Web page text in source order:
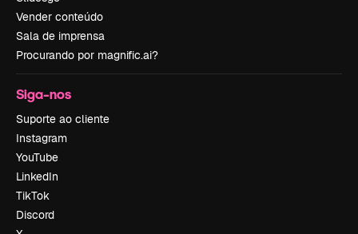
Vender conteúdo
Sala de imprensa
Procurando por magnific.ai?
Siga-nos
Suporte ao cliente
Instagram
YouTube
LinkedIn
TikTok
Discord